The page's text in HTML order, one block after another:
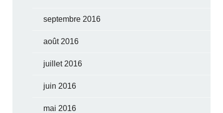
septembre 2016
août 2016
juillet 2016
juin 2016
mai 2016